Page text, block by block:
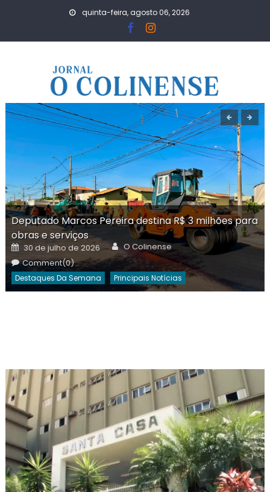
quinta-feira, agosto 06, 2026
Deputado Marcos Pereira destina R$ 3 milhões para
obras e serviços
Posted
on
30 de julho de 2026 Author
O Colinense
Comment(0)
Destaques Da Semana Principais Notícias